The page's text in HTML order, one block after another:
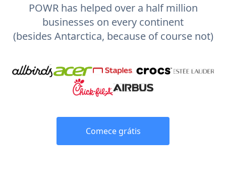
POWR has helped over a half million
businesses on every continent
(besides Antarctica, because of course not)
Comece grátis